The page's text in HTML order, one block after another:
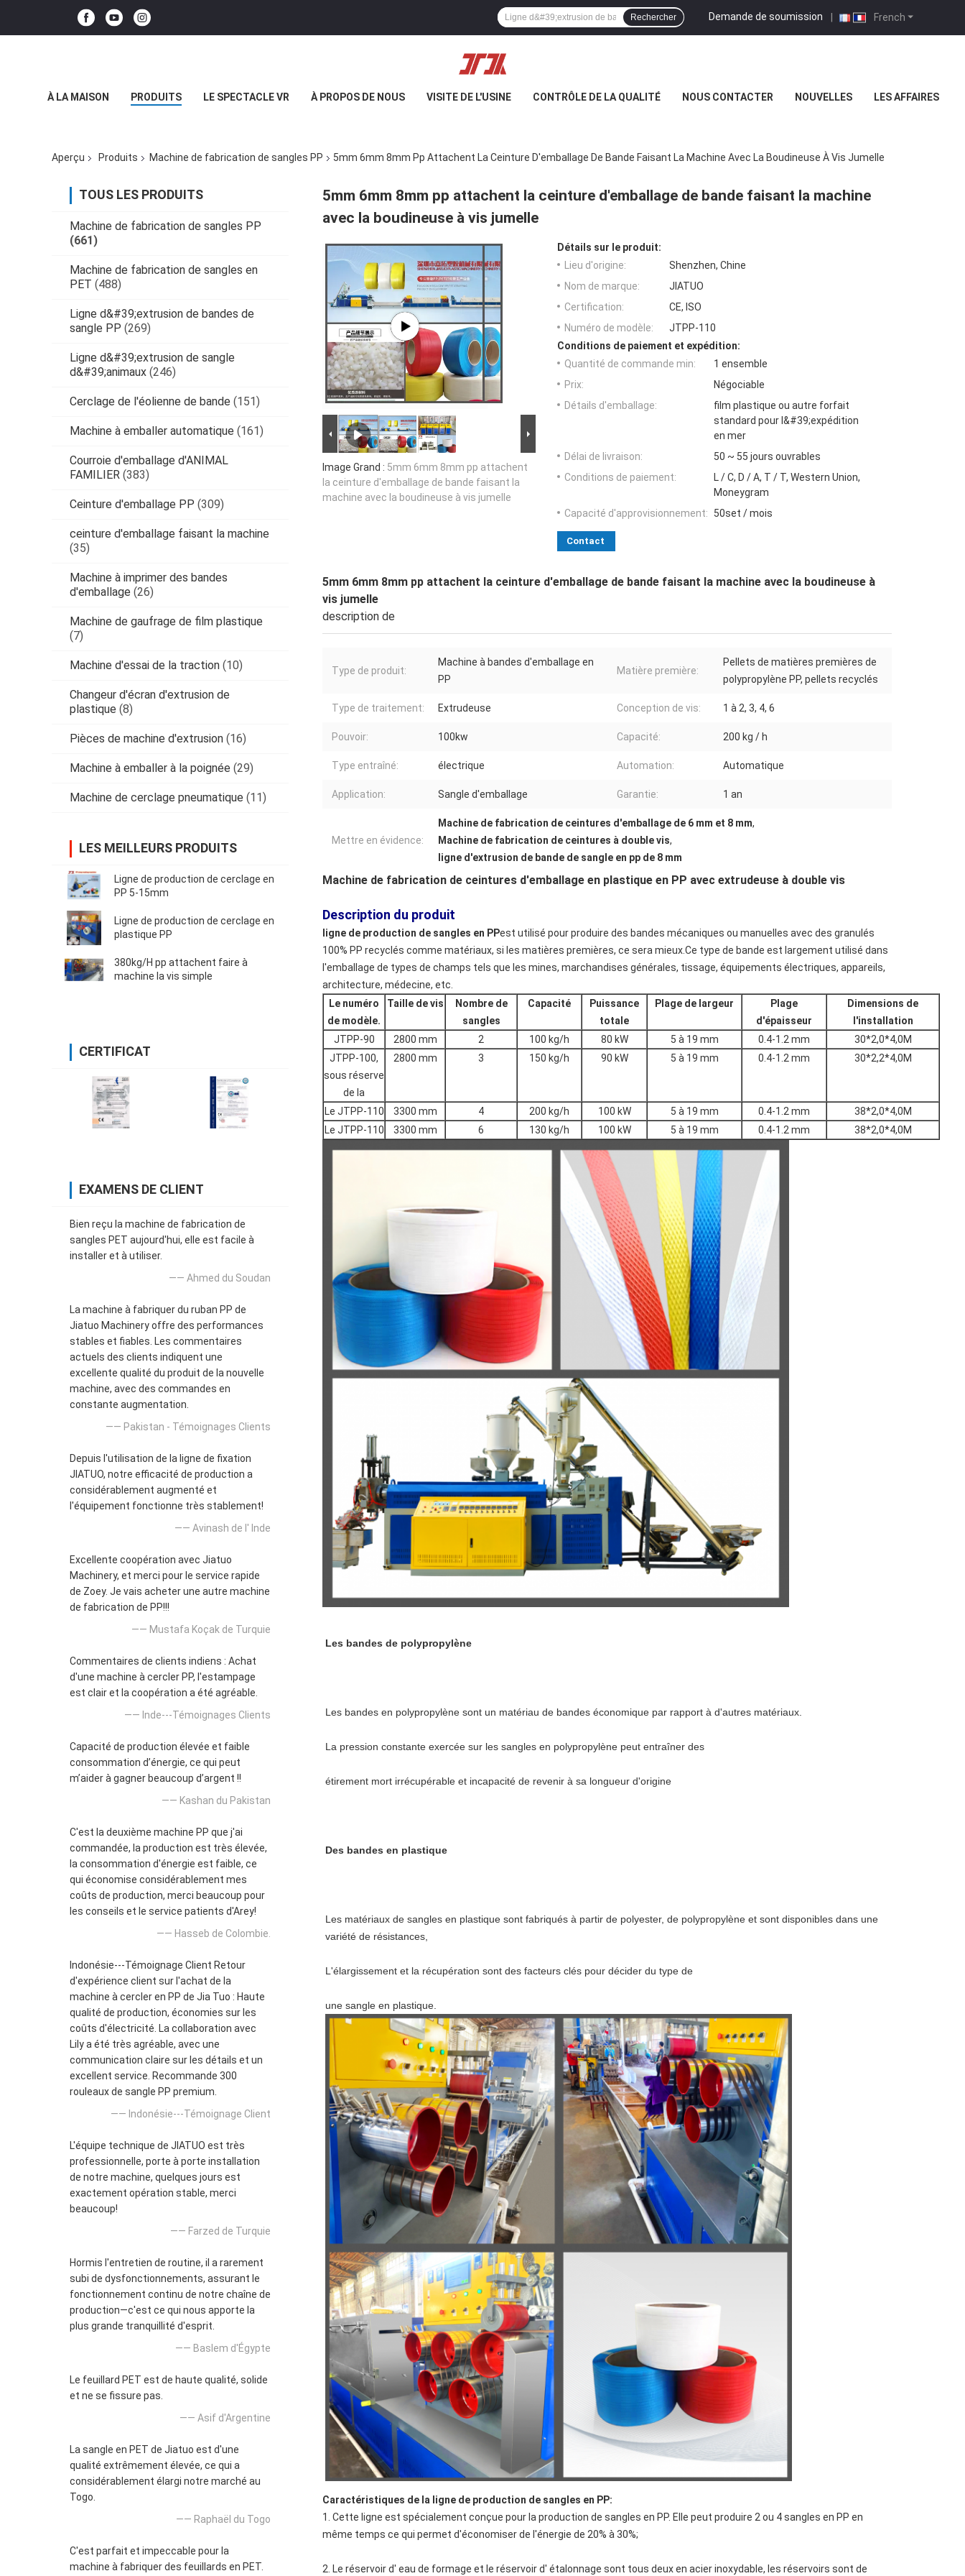
French
Demande de soumission |
Rechercher
À LA MAISON PRODUITS LE SPECTACLE VR À PROPOS DE NOUS VISITE DE L'USINE CONTRÔLE DE LA QUALITÉ NOUS CONTACTER NOUVELLES LES AFFAIRES
Aperçu Produits Machine de fabrication de sangles PP 5mm 6mm 8mm Pp Attachent La Ceinture D'emballage De Bande Faisant La Machine Avec La Boudineuse À Vis Jumelle
TOUS LES PRODUITS
Machine de fabrication de sangles PP
(661)
Machine de fabrication de sangles en
PET (488)
Ligne d&#39;extrusion de bandes de
sangle PP (269)
Ligne d&#39;extrusion de sangle
d&#39;animaux (246)
Cerclage de l'éolienne de bande (151)
Machine à emballer automatique (161)
Courroie d'emballage d'ANIMAL
FAMILIER (383)
Ceinture d'emballage PP (309)
ceinture d'emballage faisant la machine
(35)
Machine à imprimer des bandes
d'emballage (26)
Machine de gaufrage de film plastique
(7)
Machine d'essai de la traction (10)
Changeur d'écran d'extrusion de
plastique (8)
Pièces de machine d'extrusion (16)
Machine à emballer à la poignée (29)
Machine de cerclage pneumatique (11)
LES MEILLEURS PRODUITS
Ligne de production de cerclage en
PP 5-15mm
Ligne de production de cerclage en
plastique PP
380kg/H pp attachent faire à
machine la vis simple
CERTIFICAT
EXAMENS DE CLIENT
Bien reçu la machine de fabrication de
sangles PET aujourd'hui, elle est facile à
installer et à utiliser.
—— Ahmed du Soudan
La machine à fabriquer du ruban PP de
Jiatuo Machinery offre des performances
stables et fiables. Les commentaires
actuels des clients indiquent une
excellente qualité du produit de la nouvelle
machine, avec des commandes en
constante augmentation.
—— Pakistan - Témoignages Clients
Depuis l'utilisation de la ligne de fixation
JIATUO, notre efficacité de production a
considérablement augmenté et
l'équipement fonctionne très stablement!
—— Avinash de l' Inde
Excellente coopération avec Jiatuo
Machinery, et merci pour le service rapide
de Zoey. Je vais acheter une autre machine
de fabrication de PP!!!
—— Mustafa Koçak de Turquie
Commentaires de clients indiens : Achat
d'une machine à cercler PP, l'estampage
est clair et la coopération a été agréable.
—— Inde---Témoignages Clients
Capacité de production élevée et faible
consommation d’énergie, ce qui peut
m’aider à gagner beaucoup d’argent !!
—— Kashan du Pakistan
C'est la deuxième machine PP que j'ai
commandée, la production est très élevée,
la consommation d'énergie est faible, ce
qui économise considérablement mes
coûts de production, merci beaucoup pour
les conseils et le service patients d'Arey!
—— Hasseb de Colombie.
Indonésie---Témoignage Client Retour
d'expérience client sur l'achat de la
machine à cercler en PP de Jia Tuo : Haute
qualité de production, économies sur les
coûts d'électricité. La collaboration avec
Lily a été très agréable, avec une
communication claire sur les détails et un
excellent service. Recommande 300
rouleaux de sangle PP premium.
—— Indonésie---Témoignage Client
L'équipe technique de JIATUO est très
professionnelle, porte à porte installation
de notre machine, quelques jours est
exactement opération stable, merci
beaucoup!
—— Farzed de Turquie
Hormis l'entretien de routine, il a rarement
subi de dysfonctionnements, assurant le
fonctionnement continu de notre chaîne de
production—c'est ce qui nous apporte la
plus grande tranquillité d'esprit.
—— Baslem d'Égypte
Le feuillard PET est de haute qualité, solide
et ne se fissure pas.
—— Asif d'Argentine
La sangle en PET de Jiatuo est d'une
qualité extrêmement élevée, ce qui a
considérablement élargi notre marché au
Togo.
—— Raphaël du Togo
C'est parfait et impeccable pour la
machine à fabriquer des feuillards en PET.
5mm 6mm 8mm pp attachent la ceinture d'emballage de bande faisant la machine
avec la boudineuse à vis jumelle
Image Grand : 5mm 6mm 8mm pp attachent
la ceinture d'emballage de bande faisant la
machine avec la boudineuse à vis jumelle
Détails sur le produit:
Lieu d'origine:
Shenzhen, Chine
Nom de marque:
JIATUO
Certification:
CE, ISO
Numéro de modèle:
JTPP-110
Conditions de paiement et expédition:
Quantité de commande min:
1 ensemble
Prix:
Négociable
Détails d'emballage:
film plastique ou autre forfait
standard pour l&#39;expédition
en mer
Délai de livraison:
50 ~ 55 jours ouvrables
Conditions de paiement:
L / C, D / A, T / T, Western Union,
Moneygram
Capacité d'approvisionnement:
50set / mois
Contact
5mm 6mm 8mm pp attachent la ceinture d'emballage de bande faisant la machine avec la boudineuse à
vis jumelle
description de
Type de produit:
Machine à bandes d'emballage en
PP
Matière première:
Pellets de matières premières de
polypropylène PP, pellets recyclés
Type de traitement: Extrudeuse Conception de vis: 1 à 2, 3, 4, 6
Pouvoir: 100kw Capacité: 200 kg / h
Type entraîné: électrique Automation: Automatique
Application: Sangle d'emballage Garantie: 1 an
Mettre en évidence:
Machine de fabrication de ceintures d'emballage de 6 mm et 8 mm,
Machine de fabrication de ceintures à double vis,
ligne d'extrusion de bande de sangle en pp de 8 mm
Machine de fabrication de ceintures d'emballage en plastique en PP avec extrudeuse à double vis
Description du produit
ligne de production de sangles en PPest utilisé pour produire des bandes mécaniques ou manuelles avec des granulés
100% PP recyclés comme matériaux, si les matières premières, ce sera mieux.Ce type de bande est largement utilisé dans
l'emballage de types de champs tels que les mines, marchandises générales, tissage, équipements électriques, appareils,
architecture, médecine, etc.
Le numéro
de modèle.
Taille de vis
Nombre de
sangles
Capacité
Puissance
totale
Plage de largeur
Plage
d'épaisseur
Dimensions de
l'installation
JTPP-90
2800 mm 2 100 kg/h 80 kW 5 à 19 mm 0.4-1.2 mm
30*2,0*4,0M
JTPP-100,
sous réserve
de la
2800 mm 3 150 kg/h 90 kW 5 à 19 mm 0.4-1.2 mm 30*2,2*4,0M
Le JTPP-110 3300 mm 4 200 kg/h 100 kW 5 à 19 mm 0.4-1.2 mm
38*2,0*4,0M
Le JTPP-110
3300 mm 6 130 kg/h 100 kW 5 à 19 mm 0.4-1.2 mm 38*2,0*4,0M
Les bandes de polypropylène
Les bandes en polypropylène sont un matériau de bandes économique par rapport à d'autres matériaux.
La pression constante exercée sur les sangles en polypropylène peut entraîner des
étirement mort irrécupérable et incapacité de revenir à sa longueur d'origine
Des bandes en plastique
Les matériaux de sangles en plastique sont fabriqués à partir de polyester, de polypropylène et sont disponibles dans une
variété de résistances,
L'élargissement et la récupération sont des facteurs clés pour décider du type de
une sangle en plastique.
Caractéristiques de la ligne de production de sangles en PP:
1. Cette ligne est spécialement conçue pour la production de sangles en PP. Elle peut produire 2 ou 4 sangles en PP en
même temps ce qui permet d'économiser de l'énergie de 20% à 30%;
2. Le réservoir d' eau de formage et le réservoir d' étalonnage sont tous deux en acier inoxydable, les réservoirs sont de